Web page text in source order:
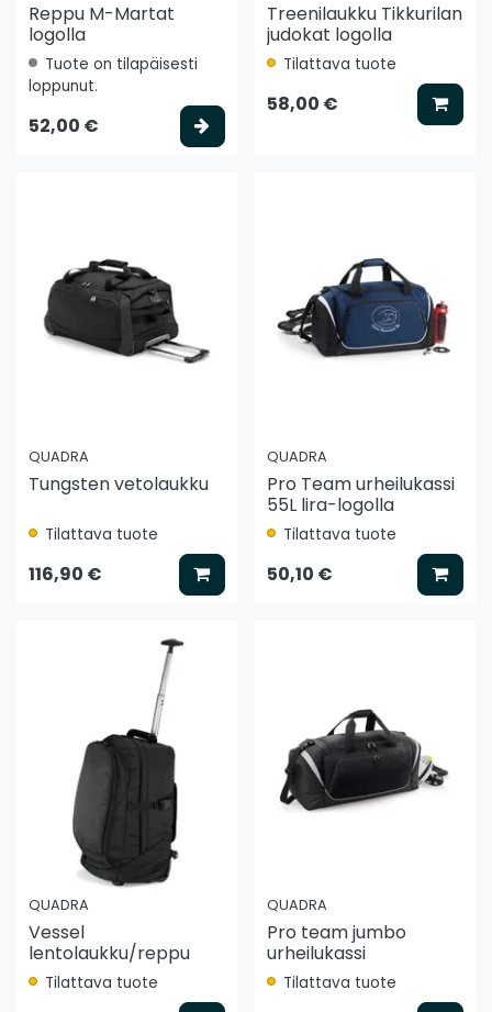
Reppu M-Martat
logolla
Tuote on tilapäisesti
loppunut.
52,00 €
Treenilaukku Tikkurilan
judokat logolla
Tilattava tuote
58,00 €
QUADRA
Tungsten vetolaukku
Tilattava tuote
116,90 € Lisää koriin
QUADRA
Pro Team urheilukassi
55L lira-logolla
Tilattava tuote
50,10 €
QUADRA
Vessel
lentolaukku/reppu
Tilattava tuote
QUADRA
Pro team jumbo
urheilukassi
Tilattava tuote